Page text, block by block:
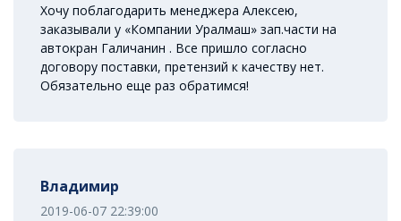
Хочу поблагодарить менеджера Алексею,
заказывали у «Компании Уралмаш» зап.части на
автокран Галичанин . Все пришло согласно
договору поставки, претензий к качеству нет.
Обязательно еще раз обратимся!
Владимир
2019-06-07 22:39:00